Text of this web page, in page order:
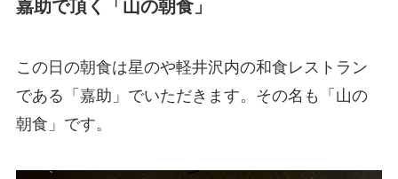
嘉助で頂く「山の朝食」
この日の朝食は星のや軽井沢内の和食レストラン
である「嘉助」でいただきます。その名も「山の
朝食」です。